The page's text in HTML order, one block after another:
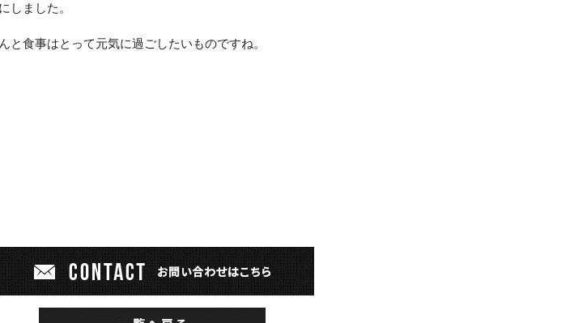
しました。
食事はとって元気に過ごしたいものですね。